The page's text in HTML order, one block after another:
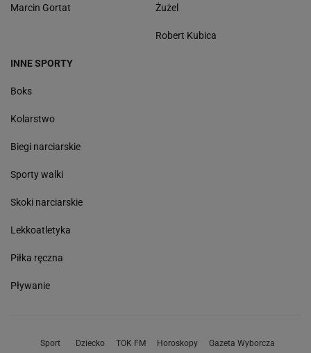
Marcin Gortat Żużel
Robert Kubica
INNE SPORTY
Boks
Kolarstwo
Biegi narciarskie
Sporty walki
Skoki narciarskie
Lekkoatletyka
Piłka ręczna
Pływanie
Sport Dziecko TOK FM Horoskopy Gazeta Wyborcza